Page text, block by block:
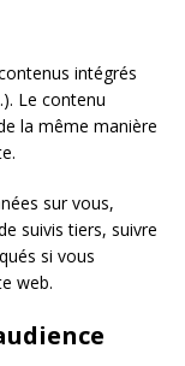
intégrés
Le contenu
la même manière
sur vous,
suivis tiers, suivre
si vous
web.